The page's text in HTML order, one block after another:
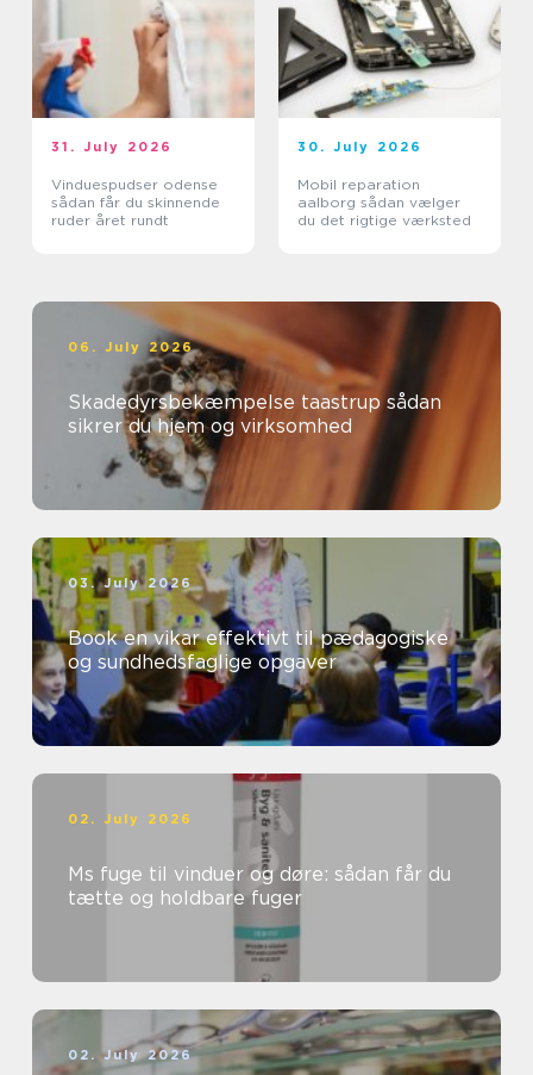
31. July 2026
Vinduespudser odense
sådan får du skinnende
ruder året rundt
30. July 2026
Mobil reparation
aalborg sådan vælger
du det rigtige værksted
06. July 2026
Skadedyrsbekæmpelse taastrup sådan
sikrer du hjem og virksomhed
03. July 2026
Book en vikar effektivt til pædagogiske
og sundhedsfaglige opgaver
02. July 2026
Ms fuge til vinduer og døre: sådan får du
tætte og holdbare fuger
02. July 2026